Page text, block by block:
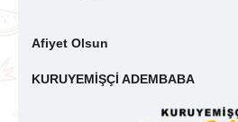
Afiyet Olsun
KURUYEMİŞÇİ ADEMBABA